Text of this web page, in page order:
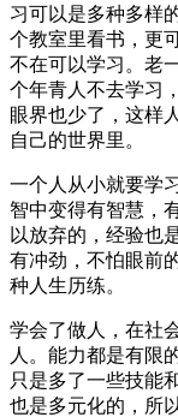
习可以是多种多样
个教室里看书，更
不在可以学习。老
个年青人不去学习
眼界也少了，这样
自己的世界里。
一个人从小就要学
智中变得有智慧，
以放弃的，经验也
有冲劲，不怕眼前
种人生历练。
学会了做人，在社
人。能力都是有限
只是多了一些技能
也是多元化的，所